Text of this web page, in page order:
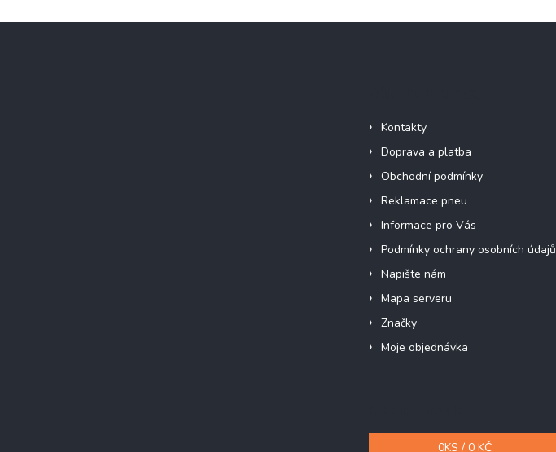
Kontakty
Doprava a platba
Obchodní podmínky
Reklamace pneu
Informace pro Vás
Podmínky ochrany osobních údajů
Napište nám
Mapa serveru
Značky
Moje objednávka
0KS / 0 KČ